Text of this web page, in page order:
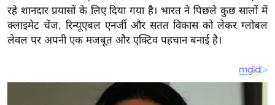
ब
ज
रहे शानदार प्रयासों के लिए दिया गया है। भारत ने पिछले कुछ सालों में
क्लाइमेट चेंज, रिन्यूएबल एनर्जी और सतत विकास को लेकर ग्लोबल
लेवल पर अपनी एक मजबूत और एक्टिव पहचान बनाई है।